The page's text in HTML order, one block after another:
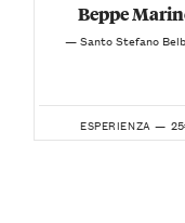
Beppe
— Santo Stefano
ESPERIENZA —